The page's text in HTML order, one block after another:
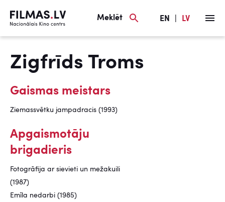
Meklēt EN LV
Zigfrīds Troms
Gaismas meistars
Ziemassvētku jampadracis (1993)
Apgaismotāju
brigadieris
Fotogrāfija ar sievieti un mežakuili
(1987)
Emīla nedarbi (1985)